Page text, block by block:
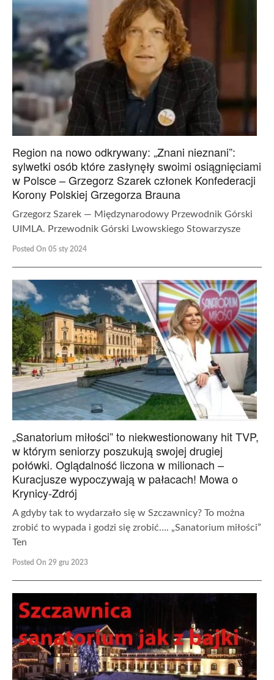
Region na nowo odkrywany: „Znani nieznani”:
sylwetki osób które zasłynęły swoimi osiągnięciami
w Polsce – Grzegorz Szarek członek Konfederacji
Korony Polskiej Grzegorza Brauna
Grzegorz Szarek — Międzynarodowy Przewodnik Górski
UIMLA. Przewodnik Górski Lwowskiego Stowarzysze
Posted On 05 sty 2024
„Sanatorium miłości” to niekwestionowany hit TVP,
w którym seniorzy poszukują swojej drugiej
połówki. Oglądalność liczona w milionach –
Kuracjusze wypoczywają w pałacach! Mowa o
Krynicy-Zdrój
A gdyby tak to wydarzało się w Szczawnicy? To można
zrobić to wypada i godzi się zrobić…. „Sanatorium miłości”
Ten
Posted On 29 gru 2023